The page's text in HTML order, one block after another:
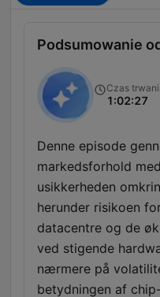
Podsumowanie
Czas
1:02:27
Denne episode
markedsforhold
usikkerheden
herunder risikoen
datacentre og de
ved stigende
nærmere på
betydningen af